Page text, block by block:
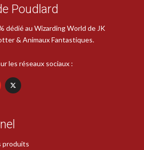
Poudlard
dédié au Wizarding World de JK
& Animaux Fantastiques.
les réseaux sociaux :
produits